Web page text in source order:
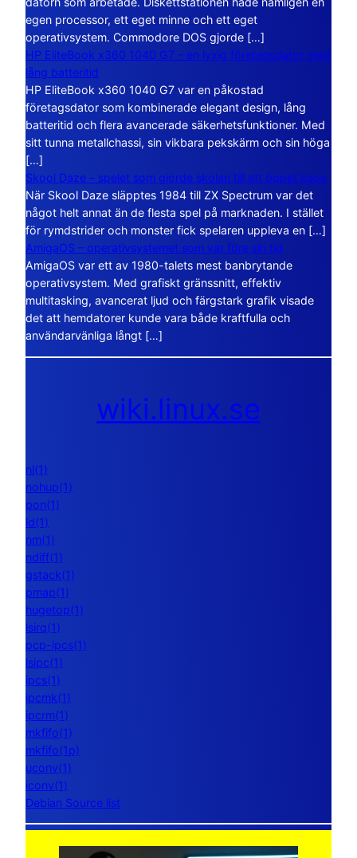
egen processor, ett eget minne och ett eget
operativsystem. Commodore DOS gjorde […]
HP EliteBook x360 1040 G7 – en lyxig företagsdator med
lång batteritid
HP EliteBook x360 1040 G7 var en påkostad
företagsdator som kombinerade elegant design, lång
batteritid och flera avancerade säkerhetsfunktioner. Med
sitt tunna metallchassi, sin vikbara pekskärm och sin höga
[…]
Skool Daze – spelet som gjorde skolan till ett öppet kaos
När Skool Daze släpptes 1984 till ZX Spectrum var det
något helt annat än de flesta spel på marknaden. I stället
för rymdstrider och monster fick spelaren uppleva en […]
AmigaOS – operativsystemet som var före sin tid
AmigaOS var ett av 1980-talets mest banbrytande
operativsystem. Med grafiskt gränssnitt, effektiv
multitasking, avancerat ljud och färgstark grafik visade
det att hemdatorer kunde vara både kraftfulla och
användarvänliga långt […]
wiki.linux.se
nl(1)
nohup(1)
pon(1)
ld(1)
nm(1)
ndiff(1)
gstack(1)
pmap(1)
hugetop(1)
lsirq(1)
pcp-ipcs(1)
lsipc(1)
ipcs(1)
ipcmk(1)
ipcrm(1)
mkfifo(1)
mkfifo(1p)
uconv(1)
iconv(1)
Debian Source list